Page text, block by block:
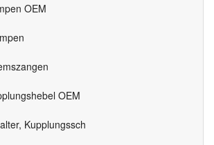
OEM
OEM
Kupplungssch